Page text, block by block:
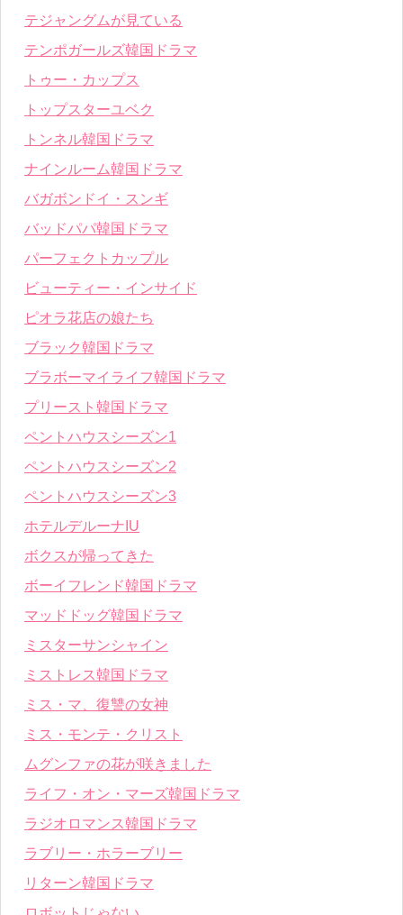
テジャングムが見ている
テンポガールズ韓国ドラマ
トゥー・カップス
トップスターユベク
トンネル韓国ドラマ
ナインルーム韓国ドラマ
バガボンドイ・スンギ
バッドパパ韓国ドラマ
パーフェクトカップル
ビューティー・インサイド
ピオラ花店の娘たち
ブラック韓国ドラマ
ブラボーマイライフ韓国ドラマ
プリースト韓国ドラマ
ペントハウスシーズン1
ペントハウスシーズン2
ペントハウスシーズン3
ホテルデルーナIU
ボクスが帰ってきた
ボーイフレンド韓国ドラマ
マッドドッグ韓国ドラマ
ミスターサンシャイン
ミストレス韓国ドラマ
ミス・マ、復讐の女神
ミス・モンテ・クリスト
ムグンファの花が咲きました
ライフ・オン・マーズ韓国ドラマ
ラジオロマンス韓国ドラマ
ラブリー・ホラーブリー
リターン韓国ドラマ